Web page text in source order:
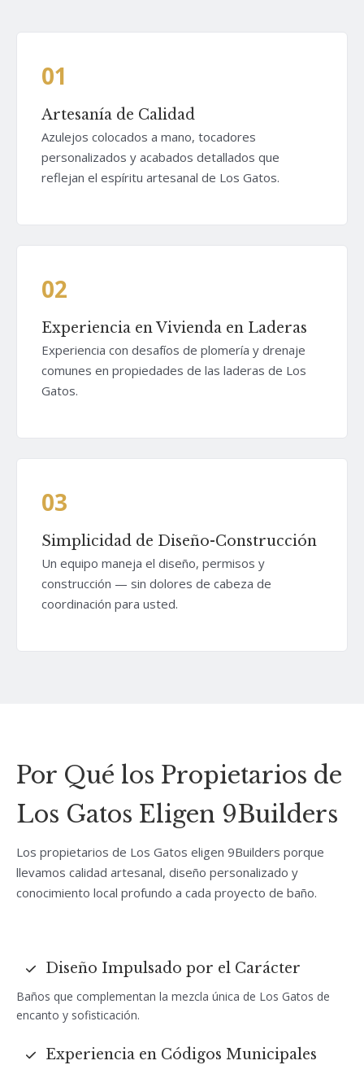
01
Artesanía de Calidad
Azulejos colocados a mano, tocadores
personalizados y acabados detallados que
reflejan el espíritu artesanal de Los Gatos.
02
Experiencia en Vivienda en Laderas
Experiencia con desafíos de plomería y drenaje
comunes en propiedades de las laderas de Los
Gatos.
03
Simplicidad de Diseño-Construcción
Un equipo maneja el diseño, permisos y
construcción — sin dolores de cabeza de
coordinación para usted.
Por Qué los Propietarios de
Los Gatos Eligen 9Builders
Los propietarios de Los Gatos eligen 9Builders porque
llevamos calidad artesanal, diseño personalizado y
conocimiento local profundo a cada proyecto de baño.
Diseño Impulsado por el Carácter
Baños que complementan la mezcla única de Los Gatos de
encanto y sofisticación.
Experiencia en Códigos Municipales